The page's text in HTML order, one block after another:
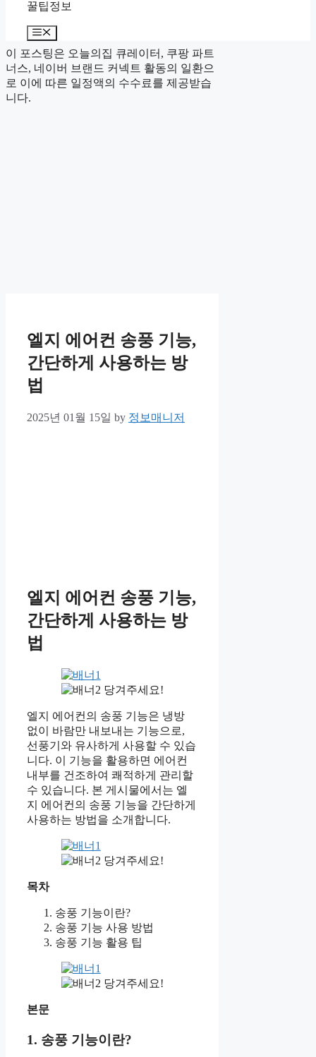
꿀팁정보
Menu
이 포스팅은 오늘의집 큐레이터, 쿠팡 파트
너스, 네이버 브랜드 커넥트 활동의 일환으
로 이에 따른 일정액의 수수료를 제공받습
니다.
엘지 에어컨 송풍 기능,
간단하게 사용하는 방
법
2025년 01월 15일 by 정보매니저
엘지 에어컨 송풍 기능,
간단하게 사용하는 방
법
당겨주세요!
엘지 에어컨의 송풍 기능은 냉방
없이 바람만 내보내는 기능으로,
선풍기와 유사하게 사용할 수 있습
니다. 이 기능을 활용하면 에어컨
내부를 건조하여 쾌적하게 관리할
수 있습니다. 본 게시물에서는 엘
지 에어컨의 송풍 기능을 간단하게
사용하는 방법을 소개합니다.
당겨주세요!
목차
송풍 기능이란?
송풍 기능 사용 방법
송풍 기능 활용 팁
당겨주세요!
본문
1. 송풍 기능이란?